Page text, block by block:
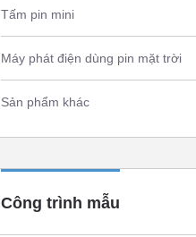
Tấm pin mini
Máy phát điện dùng pin mặt trời
Sản phẩm khác
Công trình mẫu